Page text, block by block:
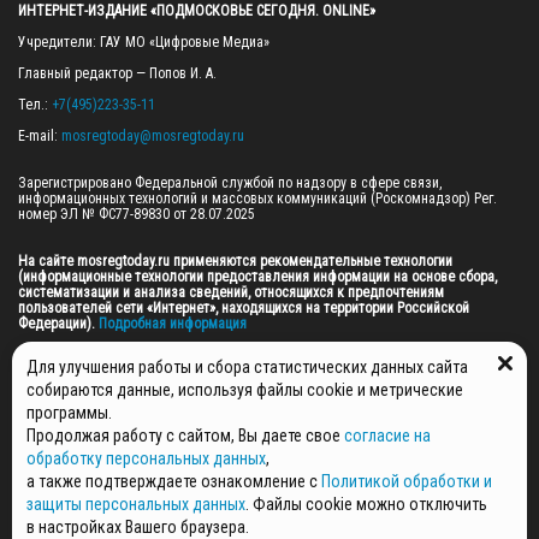
ИНТЕРНЕТ-ИЗДАНИЕ «ПОДМОСКОВЬЕ СЕГОДНЯ. ONLINE»
Учредители: ГАУ МО «Цифровые Медиа»
Главный редактор — Попов И. А.
Тел.: +7(495)223-35-11
E-mail: mosregtoday@mosregtoday.ru
Зарегистрировано Федеральной службой по надзору в сфере связи,
информационных технологий и массовых коммуникаций (Роскомнадзор) Рег.
номер ЭЛ № ФС77-89830 от 28.07.2025
На сайте mosregtoday.ru применяются рекомендательные технологии
(информационные технологии предоставления информации на основе сбора,
систематизации и анализа сведений, относящихся к предпочтениям
пользователей сети «Интернет», находящихся на территории Российской
Федерации). Подробная информация
© 2026 ПРАВА НА ВСЕ МАТЕРИАЛЫ САЙТА ПРИНАДЛЕЖАТ ГАУ МО "ЦИФРОВЫЕ
МЕДИА" (ОГРН: 1255000059467).
ПОЛИТИКА ОБРАБОТКИ И ЗАЩИТЫ ПЕРСОНАЛЬНЫХ ДАННЫХ
НОВОСТИ
ГАЗЕТЫ
РЕКЛАМОДАТЕЛЯМ
Для улучшения работы и сбора статистических данных сайта
собираются данные, используя файлы cookie и метрические
программы.
Продолжая работу с сайтом, Вы даете свое согласие на
обработку персональных данных,
а также подтверждаете ознакомление с Политикой обработки и
защиты персональных данных . Файлы cookie можно отключить
в настройках Вашего браузера.